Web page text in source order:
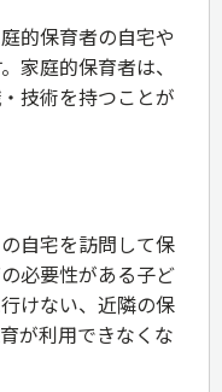
的保育者の自宅や
家庭的保育者は、
技術を持つことが
自宅を訪問して保
必要性がある子ど
けない、近隣の保
が利用できなくな